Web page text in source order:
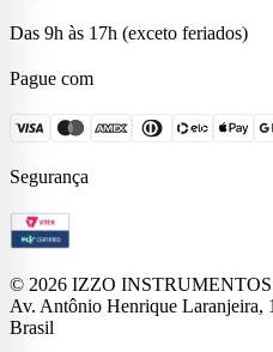
Das 9h às 17h (exceto feriados)
Pague com
Segurança
© 2026 IZZO INSTRUMENTOS
Av. Antônio Henrique Laranjeira,
Brasil